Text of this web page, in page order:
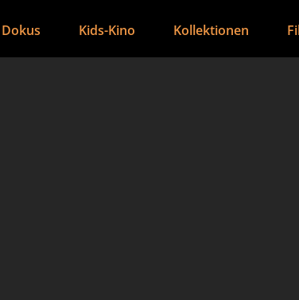
Dokus Kids-Kino Kollektionen